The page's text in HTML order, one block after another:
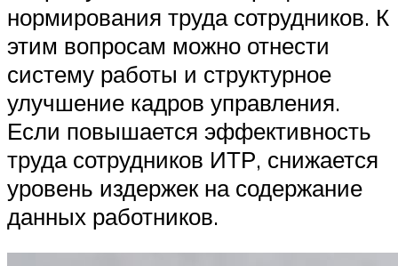
нормирования труда сотрудников. К
этим вопросам можно отнести
систему работы и структурное
улучшение кадров управления.
Если повышается эффективность
труда сотрудников ИТР, снижается
уровень издержек на содержание
данных работников.